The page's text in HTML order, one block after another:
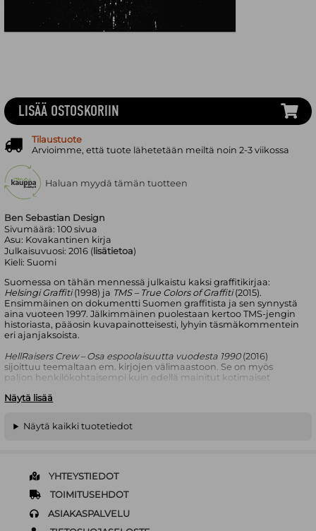
Ben Sebastian Design
Sivumäärä:100 sivua
Asu: Kovakantinen kirja
Julkaisuvuosi:2016 ( lisätietoa)
Kieli:Suomi
Suomessa on tähän mennessä julkaistu kaksi graffitikirjaa:
Helsingi Graffiti(1998) ja TMS – True Colors of Graffiti(2015).
Ensimmäinen on dokumentti Suomen graffitista ja sen synnystä
aina vuoteen 1997. Jälkimmäinen puolestaan kertoo TMS-jengin
historiasta, pääosin kuvapainotteisesti, lyhyin täsmäkommentein
eri ajanjaksoista.
HellRaisers Crew – Osa espoolaisuutta vuodesta 1990(2016)
sijoittuu teemaltaan em. kirjojen välimaastoon. Se on myös
paljon henkilökohtaisempi kuin edellä mainitut kotimaiset
myös graffitista Espoossa 1980-1990 luvuilla sekä siitä, miten neljä
kotimaisen graffitin kehittymisen kolmen vuosikymmenen
aikana aina siihen, mitä se on nyt, vuonna 2016. Kirjan kuvitus
Jos kotimainen graffiti ja taustat, jotka jäivät Helsinki Graffitista
puuttumaan, kiinnostavat, on tämä kirja sinulle. Ja jos oletit, että
“silloin ennen” graffitia oli vain Helsingissä, suosittelemme myös
Näytä lisää
LISÄÄ OSTOSKORIIN
Tilaustuote
Arvioimme, että tuote lähetetään meiltä noin 2-3 viikossa
Haluan myydä tämän tuotteen
Näytä kaikki tuotetiedot
YHTEYSTIEDOT
TOIMITUSEHDOT
ASIAKASPALVELU